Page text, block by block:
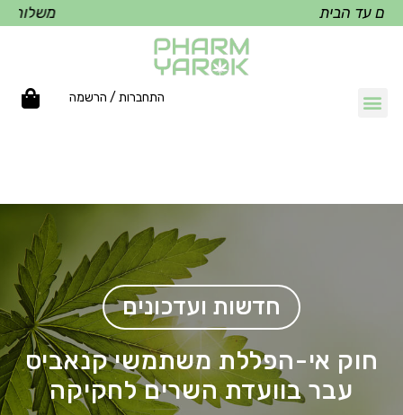
הבית משלוחים עד
התחברות / הרשמה
חדשות ועדכונים
חוק אי-הפללת משתמשי קנאביס
עבר בוועדת השרים לחקיקה